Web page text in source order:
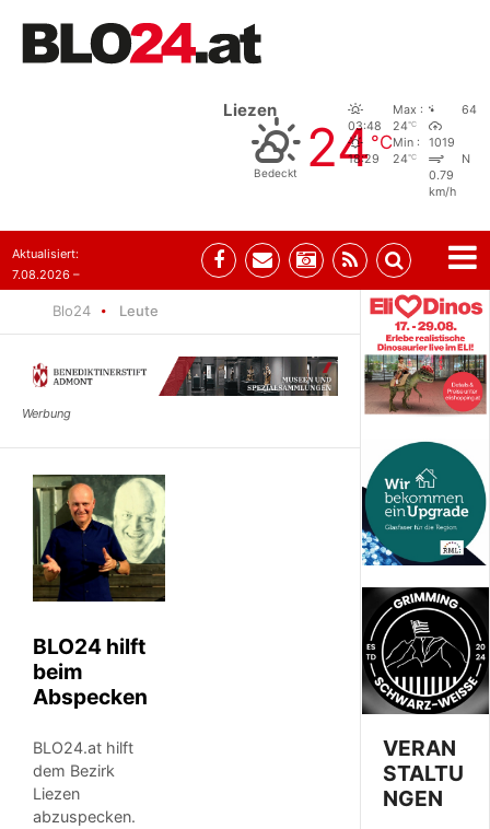
Liezen
Bedeckt 24°C
03:48
18:29
Max :
24°C
Min :
24°C
64
1019
N
0.79
km/h
Aktualisiert:
7.08.2026 –
Blo24 Leute
BLO24 hilft
beim
Abspecken
BLO24.at hilft
dem Bezirk
Liezen
abzuspecken.
VERAN
STALTU
NGEN